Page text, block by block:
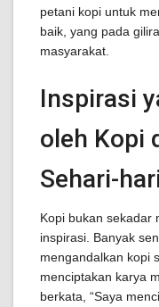
petani kopi untuk
baik, yang pada
masyarakat.
Inspirasi
oleh Kopi
Sehari-
Kopi bukan
inspirasi. Banyak
mengandalkan kopi
menciptakan karya
berkata, “Saya